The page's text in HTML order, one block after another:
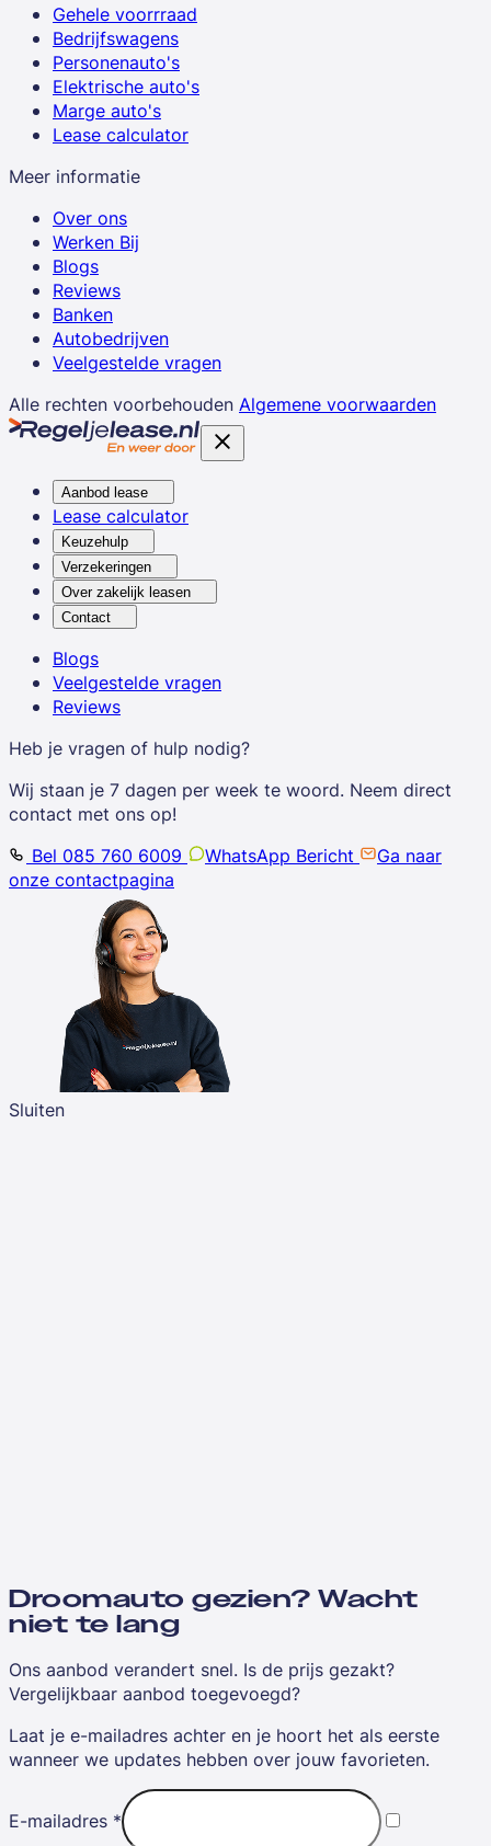
Gehele voorrraad
Bedrijfswagens
Personenauto's
Elektrische auto's
Marge auto's
Lease calculator
Meer informatie
Over ons
Werken Bij
Blogs
Reviews
Banken
Autobedrijven
Veelgestelde vragen
Alle rechten voorbehouden Algemene voorwaarden
Aanbod lease
Lease calculator
Keuzehulp
Verzekeringen
Over zakelijk leasen
Contact
Blogs
Veelgestelde vragen
Reviews
Heb je vragen of hulp nodig?
Wij staan je 7 dagen per week te woord. Neem direct
contact met ons op!
Bel 085 760 6009
WhatsApp Bericht
Ga naar
onze contactpagina
Sluiten
Droomauto gezien? Wacht
niet te lang
Ons aanbod verandert snel. Is de prijs gezakt?
Vergelijkbaar aanbod toegevoegd?
Laat je e-mailadres achter en je hoort het als eerste
wanneer we updates hebben over jouw favorieten.
E-mailadres *